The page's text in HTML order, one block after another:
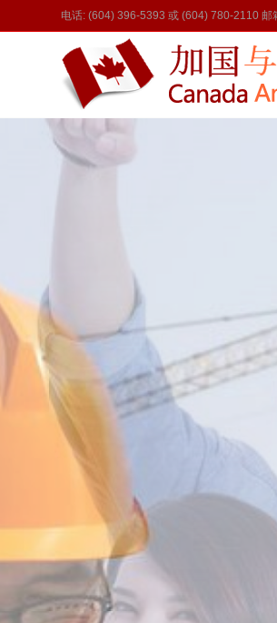
电话: (604) 396-5393 或 (604) 780-2110